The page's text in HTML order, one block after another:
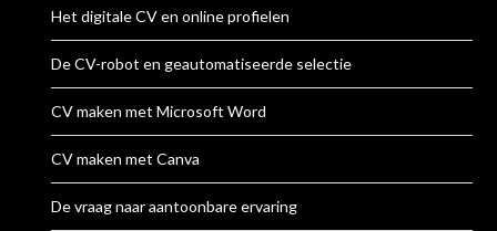
Het digitale CV en online profielen
De CV-robot en geautomatiseerde selectie
CV maken met Microsoft Word
CV maken met Canva
De vraag naar aantoonbare ervaring